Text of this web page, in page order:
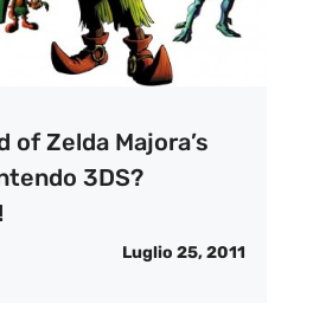
of Zelda Majora’s
3DS?
Luglio 25, 2011